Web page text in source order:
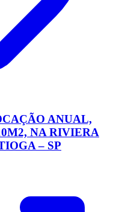
ANUAL,
NA RIVIERA
– SP